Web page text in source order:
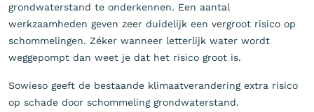
grondwaterstand te onderkennen. Een aantal
werkzaamheden geven zeer duidelijk een vergroot risico op
schommelingen. Zéker wanneer letterlijk water wordt
weggepompt dan weet je dat het risico groot is.
Sowieso geeft de bestaande klimaatverandering extra risico
op schade door schommeling grondwaterstand.